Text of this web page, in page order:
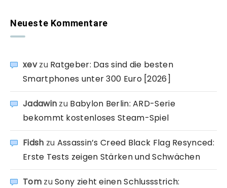
Neueste Kommentare
xevzu Ratgeber: Das sind die besten
Smartphones unter 300 Euro [2026]
Jadawin zu Babylon Berlin: ARD-Serie
bekommt kostenloses Steam-Spiel
Fidsh zu Assassin’s Creed Black Flag Resynced:
Erste Tests zeigen Stärken und Schwächen
TomzuSony zieht einen Schlussstrich: